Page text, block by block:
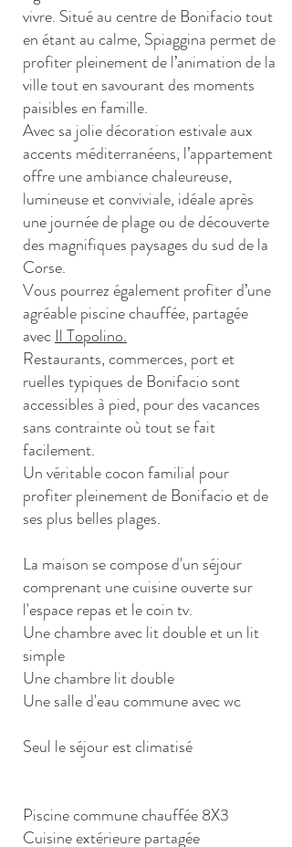
vivre. Situé au centre de Bonifacio tout
en étant au calme, Spiaggina permet de
profiter pleinement de l’animation de la
ville tout en savourant des moments
paisibles en famille.
Avec sa jolie décoration estivale aux
accents méditerranéens, l’appartement
offre une ambiance chaleureuse,
lumineuse et conviviale, idéale après
une journée de plage ou de découverte
des magnifiques paysages du sud de la
Corse.
Vous pourrez également profiter d’une
agréable piscine chauffée, partagée
avec Il Topolino.
Restaurants, commerces, port et
ruelles typiques de Bonifacio sont
accessibles à pied, pour des vacances
sans contrainte où tout se fait
facilement.
Un véritable cocon familial pour
profiter pleinement de Bonifacio et de
ses plus belles plages.
La maison se compose d'un séjour
comprenant une cuisine ouverte sur
l'espace repas et le coin tv.
Une chambre avec lit double et un lit
simple
Une chambre lit double
Une salle d'eau commune avec wc
Seul le séjour est climatisé
Piscine commune chauffée 8X3
Cuisine extérieure partagée